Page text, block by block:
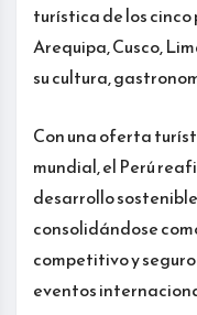
turística de los
Arequipa, Cusco,
su cultura,
Con una oferta
mundial, el Perú
desarrollo
consolidándose
competitivo y
eventos